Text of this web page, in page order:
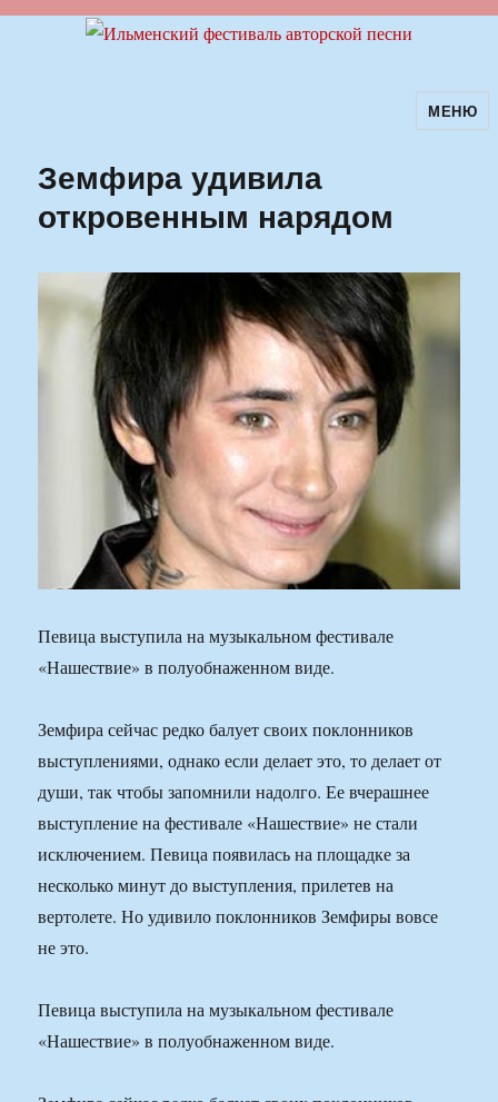
Ильменский фестиваль авторскойМЕНЮ
Земфира удивила
откровенным нарядом
Певица выступила на музыкальном фестивале
«Нашествие» в полуобнаженном виде.
Земфира сейчас редко балует своих поклонников
выступлениями, однако если делает это, то делает от
души, так чтобы запомнили надолго. Ее вчерашнее
выступление на фестивале «Нашествие» не стали
исключением. Певица появилась на площадке за
несколько минут до выступления, прилетев на
вертолете. Но удивило поклонников Земфиры вовсе
не это.
Певица выступила на музыкальном фестивале
«Нашествие» в полуобнаженном виде.